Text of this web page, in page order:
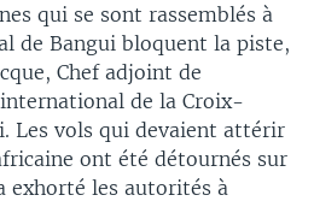
qui se sont rassemblés à
de Bangui bloquent la piste,
Chef adjoint de
de la Croix-
Les vols qui devaient attérir
ont été détournés sur
exhorté les autorités à